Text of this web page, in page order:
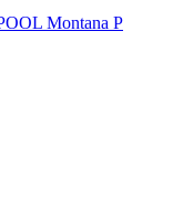
Montana P